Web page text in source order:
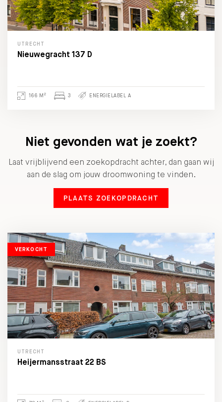
UTRECHT
Nieuwegracht 137 D
166 M 2 3 ENERGIELABEL A
Niet gevonden wat je zoekt?
Laat vrijblijvend een zoekopdracht achter, dan gaan wij
aan de slag om jouw droomwoning te vinden.
PLAATS ZOEKOPDRACHT
VERKOCHT
UTRECHT
Heijermansstraat 22 BS